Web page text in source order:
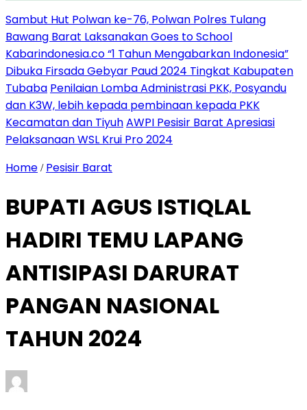
Sambut Hut Polwan ke-76, Polwan Polres Tulang
Bawang Barat Laksanakan Goes to School
Kabarindonesia.co “1 Tahun Mengabarkan Indonesia”
Dibuka Firsada Gebyar Paud 2024 Tingkat Kabupaten
Tubaba Penilaian Lomba Administrasi PKK, Posyandu
dan K3W, lebih kepada pembinaan kepada PKK
Kecamatan dan TiyuhAWPI Pesisir Barat Apresiasi
Pelaksanaan WSL Krui Pro 2024
Home / Pesisir Barat
BUPATI AGUS ISTIQLAL
HADIRI TEMU LAPANG
ANTISIPASI DARURAT
PANGAN NASIONAL
TAHUN 2024